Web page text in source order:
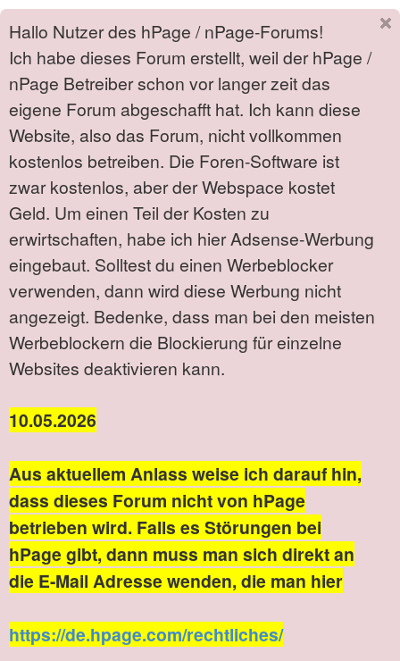
Hallo Nutzer des hPage / nPage-Forums!
Ich habe dieses Forum erstellt, weil der hPage /
nPage Betreiber schon vor langer zeit das
eigene Forum abgeschafft hat. Ich kann diese
Website, also das Forum, nicht vollkommen
kostenlos betreiben. Die Foren-Software ist
zwar kostenlos, aber der Webspace kostet
Geld. Um einen Teil der Kosten zu
erwirtschaften, habe ich hier Adsense-Werbung
eingebaut. Solltest du einen Werbeblocker
verwenden, dann wird diese Werbung nicht
angezeigt. Bedenke, dass man bei den meisten
Werbeblockern die Blockierung für einzelne
Websites deaktivieren kann.
10.05.2026
Aus aktuellem Anlass weise ich darauf hin,
dass dieses Forum nicht von hPage
betrieben wird. Falls es Störungen bei
hPage gibt, dann muss man sich direkt an
die E-Mail Adresse wenden, die man hier
https://de.hpage.com/rechtliches/